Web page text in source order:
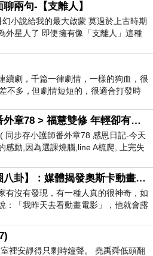
兩句-【支離人】
幻小說給我的最大啟蒙 莫過於上古時期
外星人了 即便擁有像「支離人」這種
神通法門 也未必讀
續劇，千篇一律劇情，一樣的狗血，很
不多，但劇情短短的，很適合打發時
小護師番外章78 > 福慧雙修 年輕卻有個老靈魂 ㄑ金剛經〉podcast
步存小護師番外章78 感恩日記-今天
感動,因為選課燒腦,line A梳爬, 上完失
來傾
【電影圈八卦】：媒體揭發奧斯卡動畫項目投票醜聞！好萊塢為什麼看不起動畫電影？
有沒有發現，有一種人真的很神奇，如
：「我昨天去看動畫電影」，他就會露
的微笑，然後問你是不是陪小
裡安靜得只剩時鐘聲。 堯禹舜低頭翻